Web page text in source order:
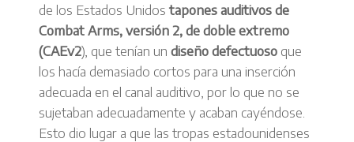
de los Estados Unidos tapones auditivos de
Combat Arms, versión 2, de doble extremo
(CAEv2), que tenían un diseño defectuoso que
los hacía demasiado cortos para una inserción
adecuada en el canal auditivo, por lo que no se
sujetaban adecuadamente y acaban cayéndose.
Esto dio lugar a que las tropas estadounidenses